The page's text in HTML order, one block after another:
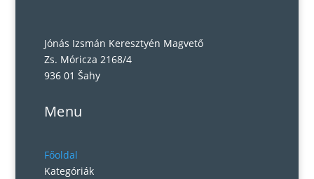
Jónás Izsmán Keresztyén Magvető
Zs. Móricza 2168/4
936 01 Šahy
Menu
Főoldal
Kategóriák